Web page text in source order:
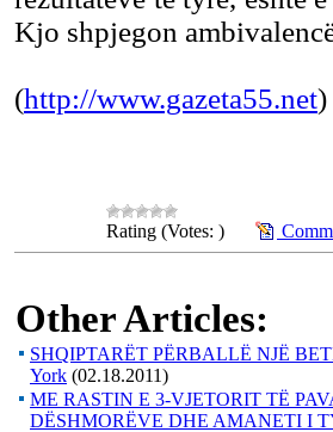
Kjo shpjegon
(http://www.gazeta55.net)
Rating (Votes: )
Other Articles:
SHQIPTARËT PËRBALLË NJË
York (02.18.2011)
ME RASTIN E 3-VJETORIT TË
DËSHMORËVE DHE AMANETI I